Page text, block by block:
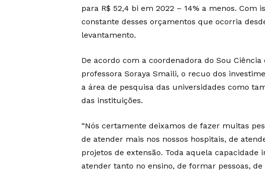
para R$ 52,4 bi em 2022 – 14% a menos. Com
constante desses orçamentos que ocorria
levantamento.
De acordo com a coordenadora do Sou
professora Soraya Smaili, o recuo dos
a área de pesquisa das universidades como
das instituições.
“Nós certamente deixamos de fazer muitas
de atender mais nos nossos hospitais, de
projetos de extensão. Toda aquela
atender tanto no ensino, de formar pessoas,